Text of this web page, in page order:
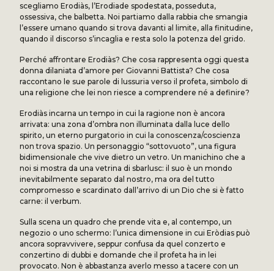
scegliamo Erodiàs, l’Erodiade spodestata, posseduta,
ossessiva, che balbetta. Noi partiamo dalla rabbia che smangia
l’essere umano quando si trova davanti al limite, alla finitudine,
quando il discorso s’incaglia e resta solo la potenza del grido.
Perché affrontare Erodiàs? Che cosa rappresenta oggi questa
donna dilaniata d’amore per Giovanni Battista? Che cosa
raccontano le sue parole di lussuria verso il profeta, simbolo di
una religione che lei non riesce a comprendere né a definire?
Erodiàs incarna un tempo in cui la ragione non è ancora
arrivata: una zona d’ombra non illuminata dalla luce dello
spirito, un eterno purgatorio in cui la conoscenza/coscienza
non trova spazio. Un personaggio “sottovuoto”, una figura
bidimensionale che vive dietro un vetro. Un manichino che a
noi si mostra da una vetrina di sbarlusc: il suo è un mondo
inevitabilmente separato dal nostro, ma ora del tutto
compromesso e scardinato dall’arrivo di un Dio che si è fatto
carne: il verbum.
Sulla scena un quadro che prende vita e, al contempo, un
negozio o uno schermo: l’unica dimensione in cui Eròdias può
ancora sopravvivere, seppur confusa da quel conzerto e
conzertino di dubbi e domande che il profeta ha in lei
provocato. Non è abbastanza averlo messo a tacere con un